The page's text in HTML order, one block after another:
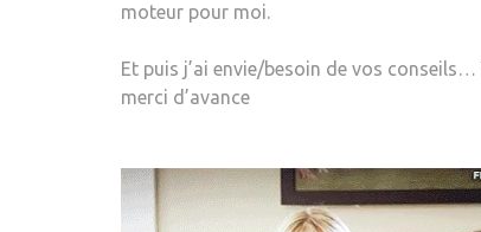
moteur pour moi.
Et puis j’ai envie/besoin de vos
merci d’avance